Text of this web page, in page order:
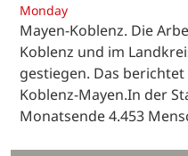
Monday
Mayen-Koblenz. Die
Koblenz und im
gestiegen. Das
Koblenz-Mayen.In der
Monatsende 4.453